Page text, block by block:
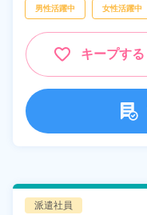
男性活躍中 女性活躍中
キープする
派遣社員